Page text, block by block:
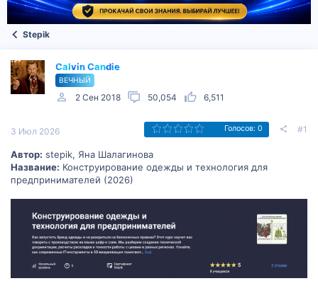
Stepik
Calvin Candie
ВЕЧНЫЙ
2 Сен 2018 50,054 6,511
3 Июл 2026 Голосов: 0 #1
Автор: stepik, Яна Шалагинова
Название: Конструирование одежды и технология для
предпринимателей (2026)